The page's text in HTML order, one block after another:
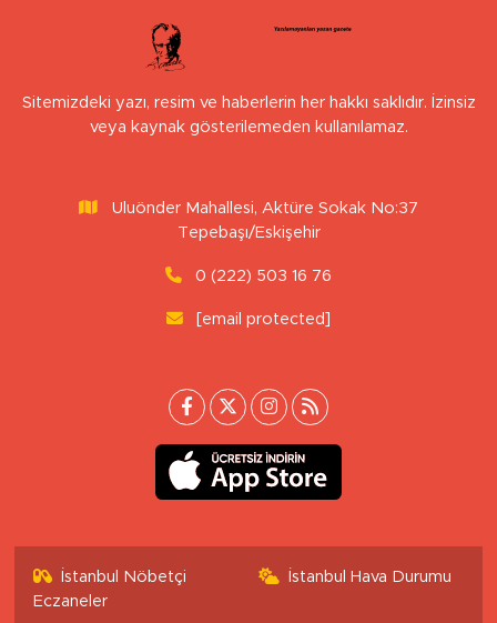
Sitemizdeki yazı, resim ve haberlerin her hakkı saklıdır. İzinsiz
veya kaynak gösterilemeden kullanılamaz.
Uluönder Mahallesi, Aktüre Sokak No:37
Tepebaşı/Eskişehir
0 (222) 503 16 76
[email protected]
İstanbul Nöbetçi
Eczaneler
İstanbul Hava Durumu